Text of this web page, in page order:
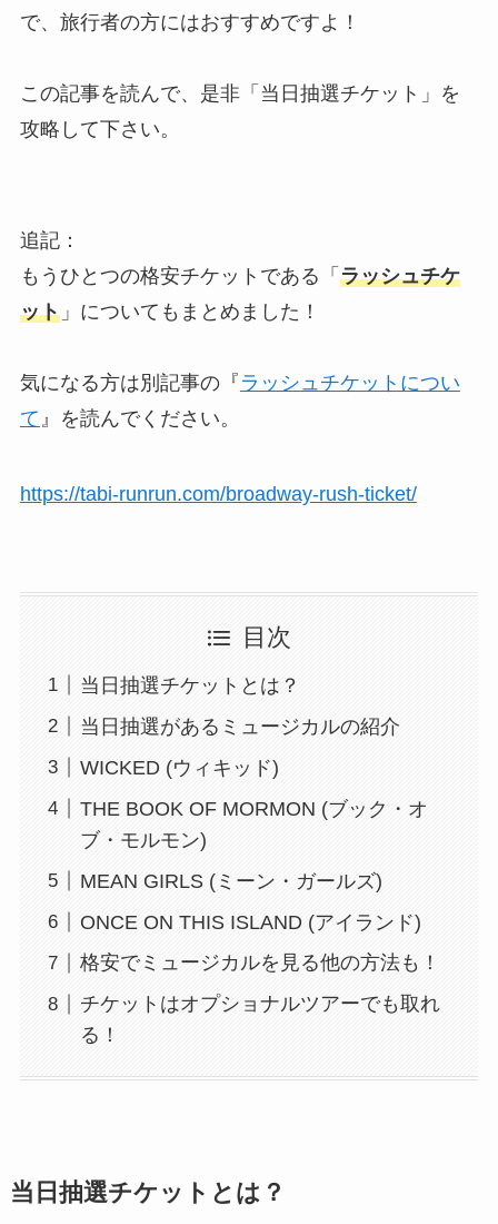
で、旅行者の方にはおすすめですよ！
この記事を読んで、是非「当日抽選チケット」を
攻略して下さい。
追記：
もうひとつの格安チケットである「 ラッシュチケ
ット」についてもまとめました！
気になる方は別記事の『 ラッシュチケットについ
て 』を読んでください。
https://tabi-runrun.com/broadway-rush-ticket/
目次
当日抽選チケットとは？
当日抽選があるミュージカルの紹介
WICKED (ウィキッド)
THE BOOK OF MORMON (ブック・オ
ブ・モルモン)
MEAN GIRLS (ミーン・ガールズ)
ONCE ON THIS ISLAND (アイランド)
格安でミュージカルを見る他の方法も！
チケットはオプショナルツアーでも取れ
る！
当日抽選チケットとは？